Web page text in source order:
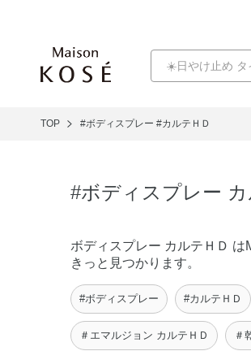
TOP #ボディスプレー #カルテＨＤ
#ボディスプレー
ボディスプレー カルテＨＤ
きっと見つかります。
#ボディスプレー #カルテＨＤ
＃エマルジョン カルテＨＤ ＃